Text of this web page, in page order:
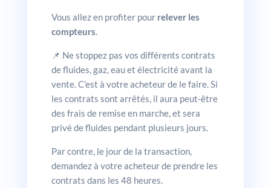
Vous allez en profiter pour relever les
compteurs.
📌 Ne stoppez pas vos différents contrats
de fluides, gaz, eau et électricité avant la
vente. C’est à votre acheteur de le faire. Si
les contrats sont arrêtés, il aura peut-être
des frais de remise en marche, et sera
privé de fluides pendant plusieurs jours.
Par contre, le jour de la transaction,
demandez à votre acheteur de prendre les
contrats dans les 48 heures.